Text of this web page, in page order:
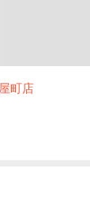
町店